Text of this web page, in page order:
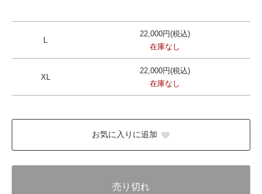
22,000円(税込)
在庫なし
XL
22,000円(税込)
在庫なし
お気に入りに追加
売り切れ